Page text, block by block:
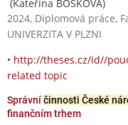
(Kateřina BOŠKOVÁ)
2024, Diplomová práce,
UNIVERZITA V PLZNI
• http://theses.cz/id//
related topic
Správníčinnosti České
finančním trhem